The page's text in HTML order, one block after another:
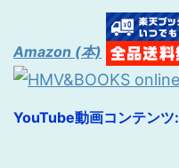
Amazon (本)
YouTube動画コンテンツ: